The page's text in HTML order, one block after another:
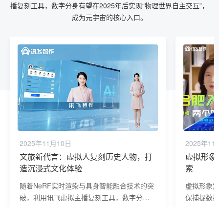
播复刻工具，数字分身有望在2025年后实现“物理世界自主交互”，
成为元宇宙的核心入口。
2025年11月10日
文旅新代言：虚拟人复刻历史人物，打
造沉浸式文化体验
随着NeRF实时渲染与具身智能融合技术的突
破，利用讯飞虚拟主播复刻工具，数字分身
2025年11
虚拟形象
索
虚拟形象
保捕捉数